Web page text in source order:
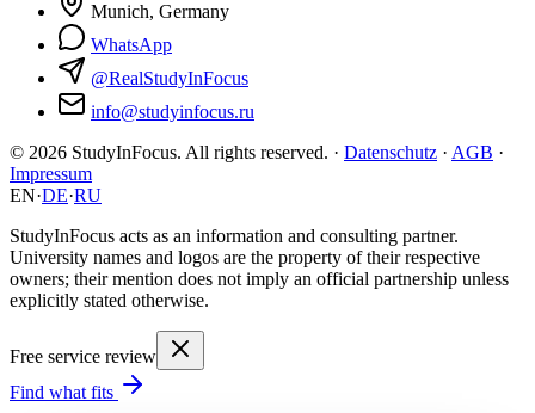
Munich, Germany
WhatsApp
@RealStudyInFocus
info@studyinfocus.ru
© 2026 StudyInFocus. All rights reserved. · Datenschutz · AGB ·
Impressum
EN·DE·RU
StudyInFocus acts as an information and consulting partner.
University names and logos are the property of their respective
owners; their mention does not imply an official partnership unless
explicitly stated otherwise.
Free service review
Find what fits